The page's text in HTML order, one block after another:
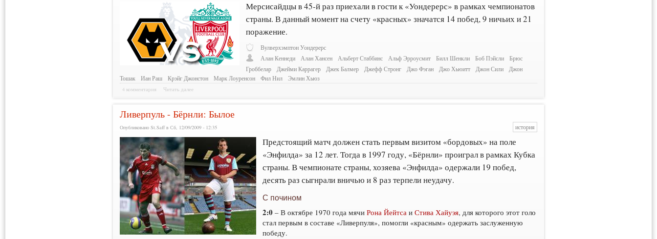
Мерсисайдцы в 45-й раз приехали в гости к «Уондерерс» в рамках чемпионатов
страны. В данный момент на счету «красных» значатся 14 побед, 9 ничьих и 21
поражение.
Вулверхэмптон Уондерерс
Алан Кеннеди
Алан Хансен Альберт Стаббинс Альф Эрроусмит Билл Шенкли Боб Пэйсли
Брюс
Гроббелар
Джейми Каррагер Джек Балмер Джефф Стронг Джо Фэган Джо Хьюитт Джон Сили
Джон
Тошак
Иан Раш Крэйг Джонстон Марк Лоуренсон Фил Нил Эмлин Хьюз
4 комментария Читать далее
Ливерпуль - Бёрнли: Былое
Опубликовано St.Saff в Сб, 12/09/2009 - 12:35 история
Предстоящий матч должен стать первым визитом «бордовых» на поле
«Энфилда» за 12 лет. Тогда в 1997 году, «Бёрнли» проиграл в рамках Кубка
страны. В чемпионате страны, хозяева «Энфилда» одержали 19 побед,
десять раз сыгнрали вничью и 8 раз терпели неудачу.
С почином
2:0– В октябре 1970 года мячиРона Йейтса иСтива Хайуэя, для которого этот голо
стал первым в составе «Ливерпуля», помогли «красным» одержать заслуженную
победу.